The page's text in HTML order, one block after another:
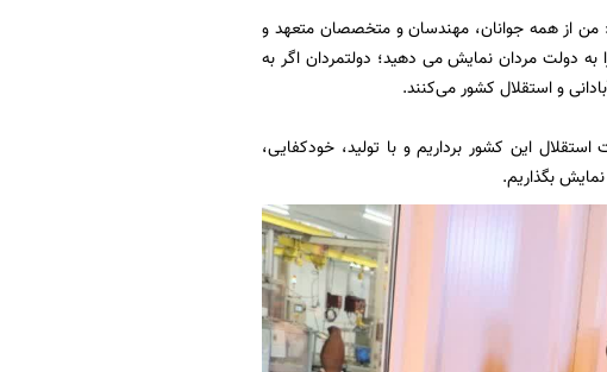
من از همه جوانان، مهندسان و متخصصان متعهد و
دولت مردان نمایش می دهید؛ دولتمردان اگر به
و استقلال کشور می‌کنند.
این کشور برداریم و با تولید، خودکفایی،
بگذاریم.